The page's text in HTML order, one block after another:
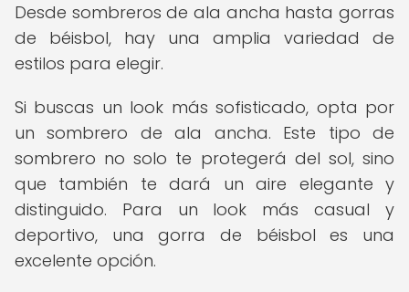
Desde sombreros de ala ancha hasta gorras
de béisbol, hay una amplia variedad de
estilos para elegir.
Si buscas un look más sofisticado, opta por
un sombrero de ala ancha. Este tipo de
sombrero no solo te protegerá del sol, sino
que también te dará un aire elegante y
distinguido. Para un look más casual y
deportivo, una gorra de béisbol es una
excelente opción.